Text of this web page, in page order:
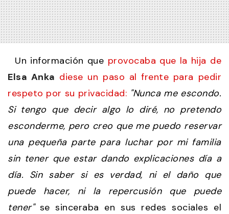
Un información que provocaba que la hija de
Elsa Anka diese un paso al frente para pedir
respeto por su privacidad: "Nunca me escondo.
Si tengo que decir algo lo diré, no pretendo
esconderme, pero creo que me puedo reservar
una pequeña parte para luchar por mi familia
sin tener que estar dando explicaciones día a
día. Sin saber si es verdad, ni el daño que
puede hacer, ni la repercusión que puede
tener" se sinceraba en sus redes sociales el